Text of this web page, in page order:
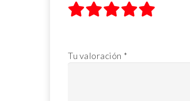
Tu valoración *